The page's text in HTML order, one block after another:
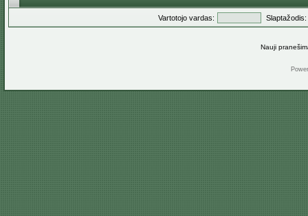
Vartotojo vardas: Slaptažodis:
Nauji